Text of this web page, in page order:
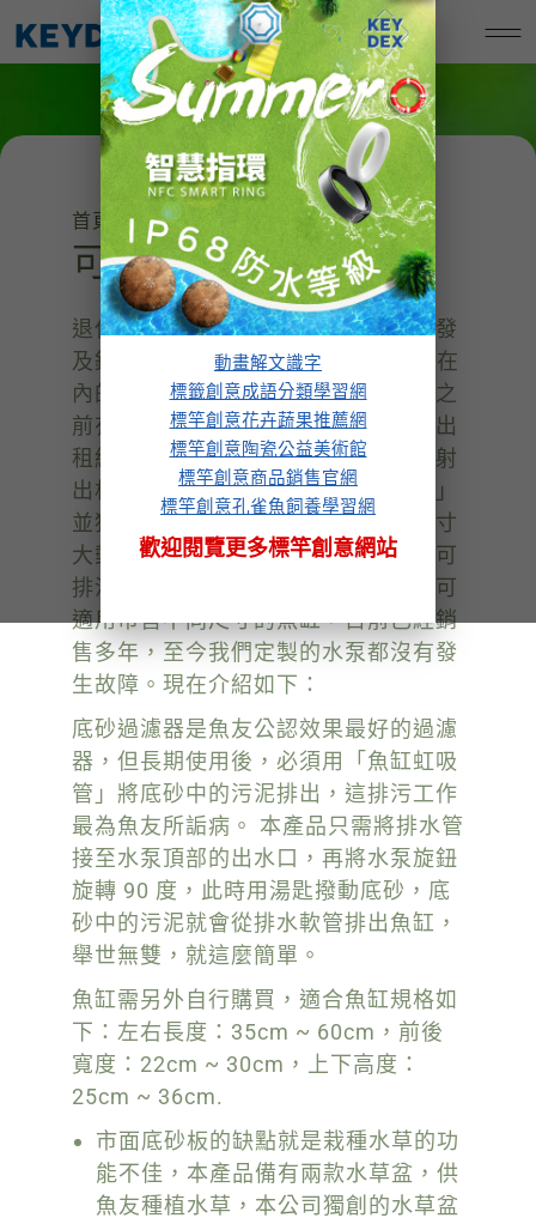
動畫解文識字
標籤創意成語分類學習網
標竿創意花卉蔬果推薦網
標竿創意陶瓷公益美術館
標竿創意商品銷售官網
標竿創意孔雀魚飼養學習網
歡迎閱覽更多標竿創意網站
至
主
容
標竿創意孔雀魚飼養學習網
首頁 /孔雀魚入門 / 可排汙底砂過濾器
可排汙底砂過濾器
退休前，站長從事電腦相關產品的開發
及銷售工作，創業 40 年曾經獲得 iF 在
內的多項產品設計獎。我們大陸工廠之
前有模具開發及塑膠射出部門，目前出
租給朋友，所以我對模具開發及塑膠射
出相當瞭解，曾經開發過「懶人魚缸」
並獲得專利，之後「懶人魚缸」因尺寸
大郵寄不易，我們才開發了魚缸用「可
排汙底砂過濾器」，並獲得專利，它可
適用市售不同尺寸的魚缸，目前已經銷
售多年，至今我們定製的水泵都沒有發
生故障。現在介紹如下：
底砂過濾器是魚友公認效果最好的過濾
器，但長期使用後，必須用「魚缸虹吸
管」將底砂中的污泥排出，這排污工作
最為魚友所詬病。 本產品只需將排水管
接至水泵頂部的出水口，再將水泵旋鈕
旋轉 90 度，此時用湯匙撥動底砂，底
砂中的污泥就會從排水軟管排出魚缸，
舉世無雙，就這麼簡單。
魚缸需另外自行購買，適合魚缸規格如
下：左右長度：35cm ~ 60cm，前後
寬度：22cm ~ 30cm，上下高度：
25cm ~ 36cm.
市面底砂板的缺點就是栽種水草的功
能不佳，本產品備有兩款水草盆，供
魚友種植水草，本公司獨創的水草盆